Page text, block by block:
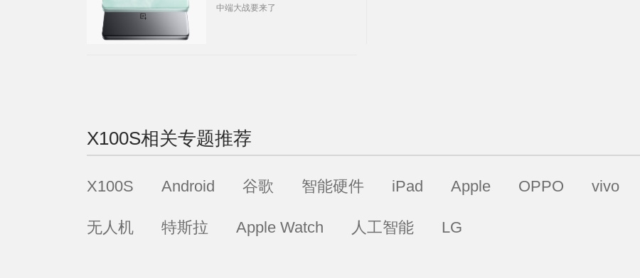
中端大战要来了
X100S相关专题推荐
X100S Android 谷歌 智能硬件 iPad Apple OPPO vivo
无人机 特斯拉 Apple Watch 人工智能 LG